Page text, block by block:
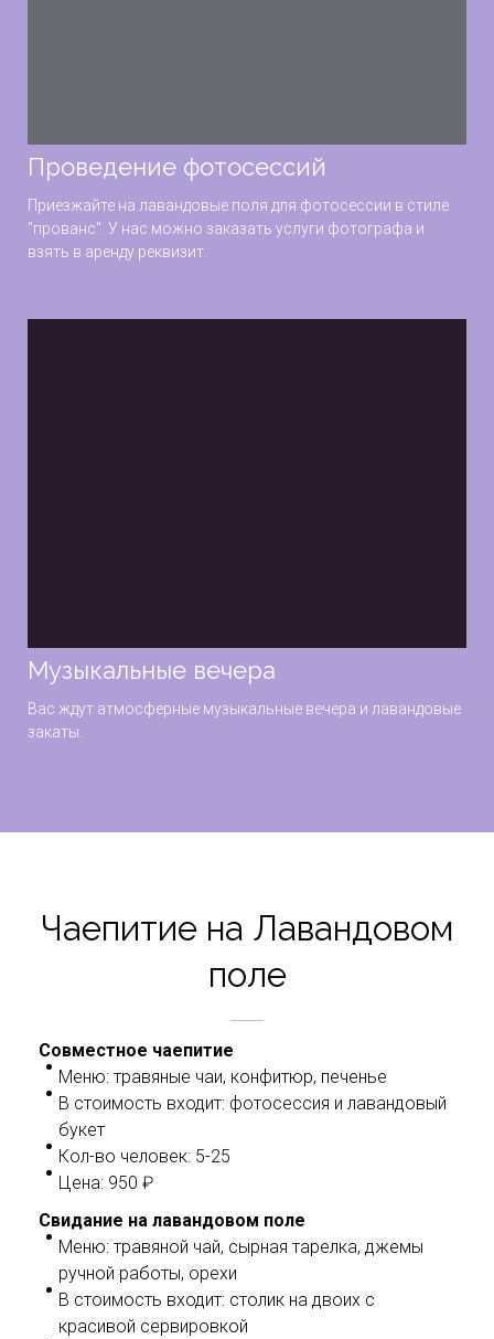
Проведение фотосессий
Приезжайте на лавандовые поля для фотосессии в стиле
"прованс". У нас можно заказать услуги фотографа и
взять в аренду реквизит.
Музыкальные вечера
Вас ждут атмосферные музыкальные вечера и лавандовые
закаты.
Чаепитие на Лавандовом
поле
Совместное чаепитие
Меню: травяные чаи, конфитюр, печенье
В стоимость входит: фотосессия и лавандовый
букет
Кол-во человек: 5-25
Цена: 950 ₽
Свидание на лавандовом поле
Меню: травяной чай, сырная тарелка, джемы
ручной работы, орехи
В стоимость входит: столик на двоих с
красивой сервировкой